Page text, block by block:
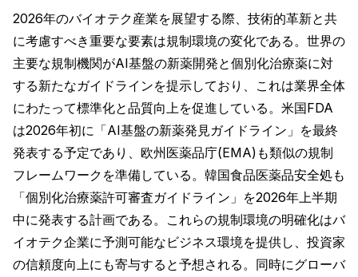
2026年のバイオテク産業を展望する際、技術的革新と共
に考慮すべき重要な要素は規制環境の変化である。世界の
主要な規制機関がAI基盤の新薬開発と個別化治療薬に対
する新たなガイドラインを提示しており、これは業界全体
にわたって標準化と品質向上を促進している。米国FDA
は2026年初に「AI基盤の新薬発見ガイドライン」を最終
発表する予定であり、欧州医薬品庁(EMA)も類似の規制
フレームワークを準備している。韓国食品医薬品安全処も
「個別化治療薬許可審査ガイドライン」を2026年上半期
中に発表する計画である。これらの規制環境の明確化はバ
イオテク企業に予測可能なビジネス環境を提供し、投資家
の信頼度向上にも寄与すると予想される。同時にグローバ